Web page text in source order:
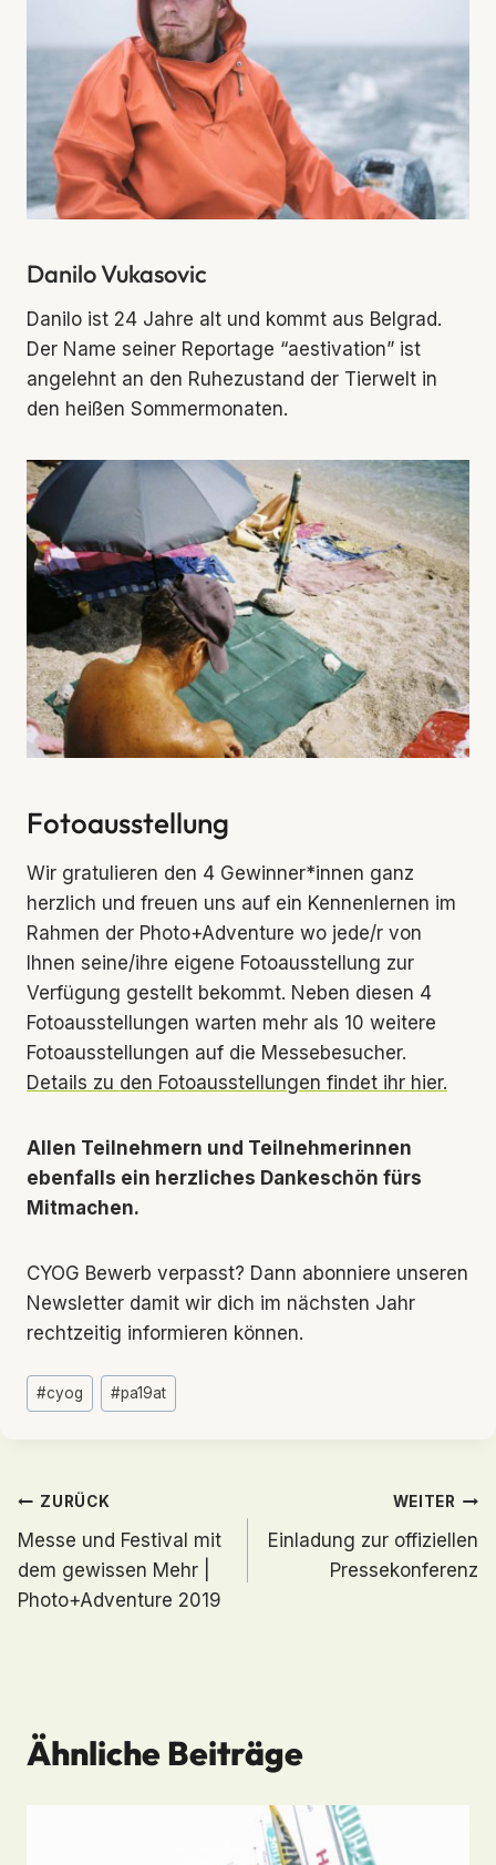
Danilo Vukasovic
Danilo ist 24 Jahre alt und kommt aus Belgrad.
Der Name seiner Reportage “aestivation” ist
angelehnt an den Ruhezustand der Tierwelt in
den heißen Sommermonaten.
Fotoausstellung
Wir gratulieren den 4 Gewinner*innen ganz
herzlich und freuen uns auf ein Kennenlernen im
Rahmen der Photo+Adventure wo jede/r von
Ihnen seine/ihre eigene Fotoausstellung zur
Verfügung gestellt bekommt. Neben diesen 4
Fotoausstellungen warten mehr als 10 weitere
Fotoausstellungen auf die Messebesucher.
Details zu den Fotoausstellungen findet ihr hier.
Allen Teilnehmern und Teilnehmerinnen
ebenfalls ein herzliches Dankeschön fürs
Mitmachen.
CYOG Bewerb verpasst? Dann abonniere unseren
Newsletter damit wir dich im nächsten Jahr
rechtzeitig informieren können.
Schlagworte:
#cyog #pa19at
Beitragsnavigation
ZURÜCK
Messe und Festival mit
dem gewissen Mehr |
Photo+Adventure 2019
WEITER
Einladung zur offiziellen
Pressekonferenz
Ähnliche Beiträge